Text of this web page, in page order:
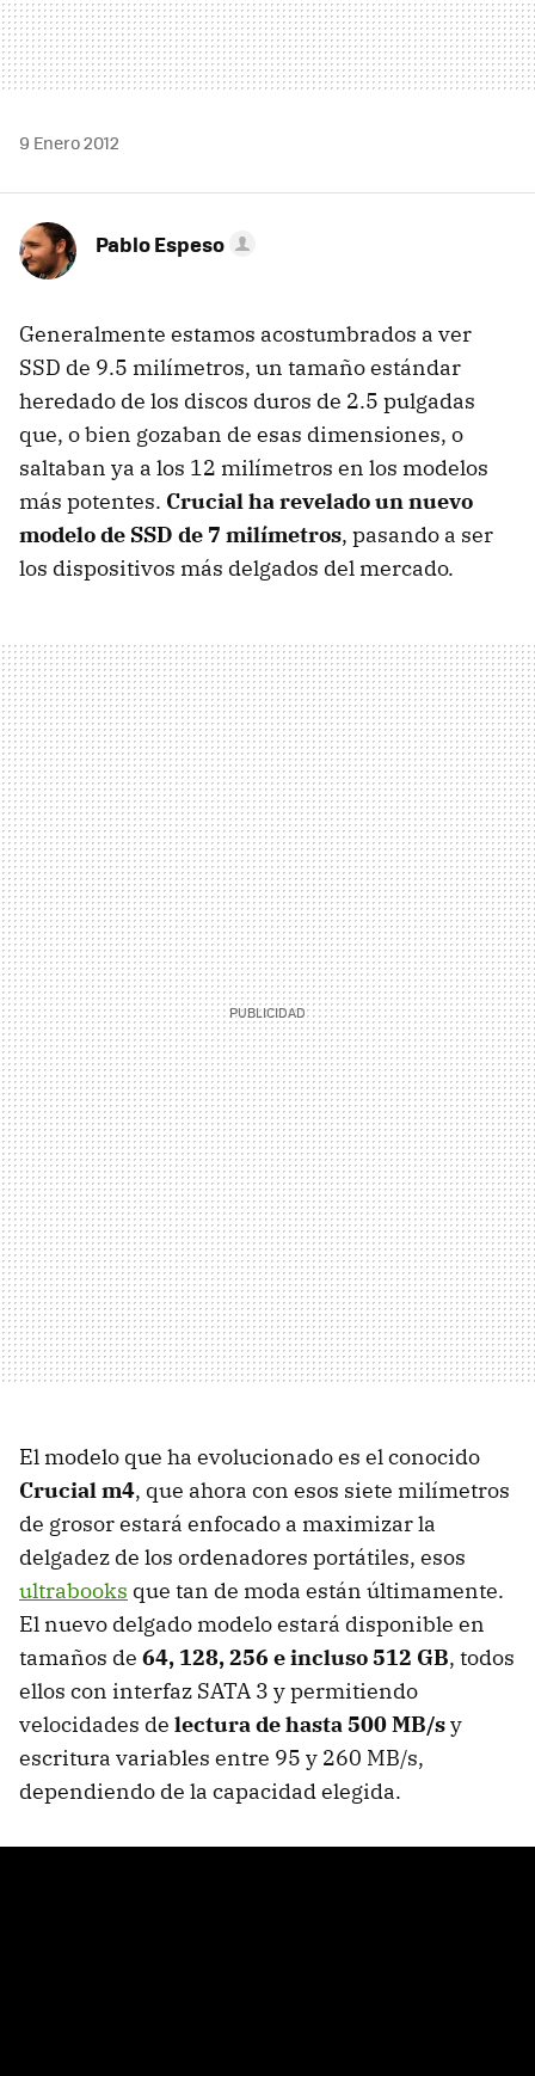
9 Enero 2012
Pablo Espeso
Generalmente estamos acostumbrados a ver
SSD de 9.5 milímetros, un tamaño estándar
heredado de los discos duros de 2.5 pulgadas
que, o bien gozaban de esas dimensiones, o
saltaban ya a los 12 milímetros en los modelos
más potentes. Crucial ha revelado un nuevo
modelo de SSD de 7 milímetros, pasando a ser
los dispositivos más delgados del mercado.
El modelo que ha evolucionado es el conocido
Crucial m4, que ahora con esos siete milímetros
de grosor estará enfocado a maximizar la
delgadez de los ordenadores portátiles, esos
ultrabooks que tan de moda están últimamente.
El nuevo delgado modelo estará disponible en
tamaños de 64, 128, 256 e incluso 512 GB, todos
ellos con interfaz SATA 3 y permitiendo
velocidades de lectura de hasta 500 MB/sy
escritura variables entre 95 y 260 MB/s,
dependiendo de la capacidad elegida.